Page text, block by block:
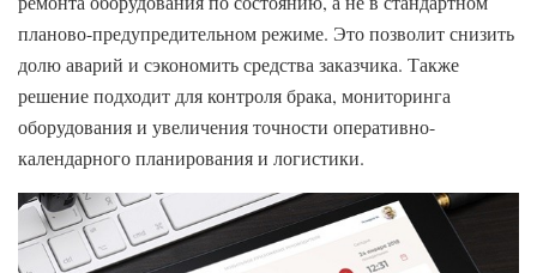
планово-предупредительном режиме. Это позволит снизить
долю аварий и сэкономить средства заказчика. Также
решение подходит для контроля брака, мониторинга
оборудования и увеличения точности оперативно-
календарного планирования и логистики.